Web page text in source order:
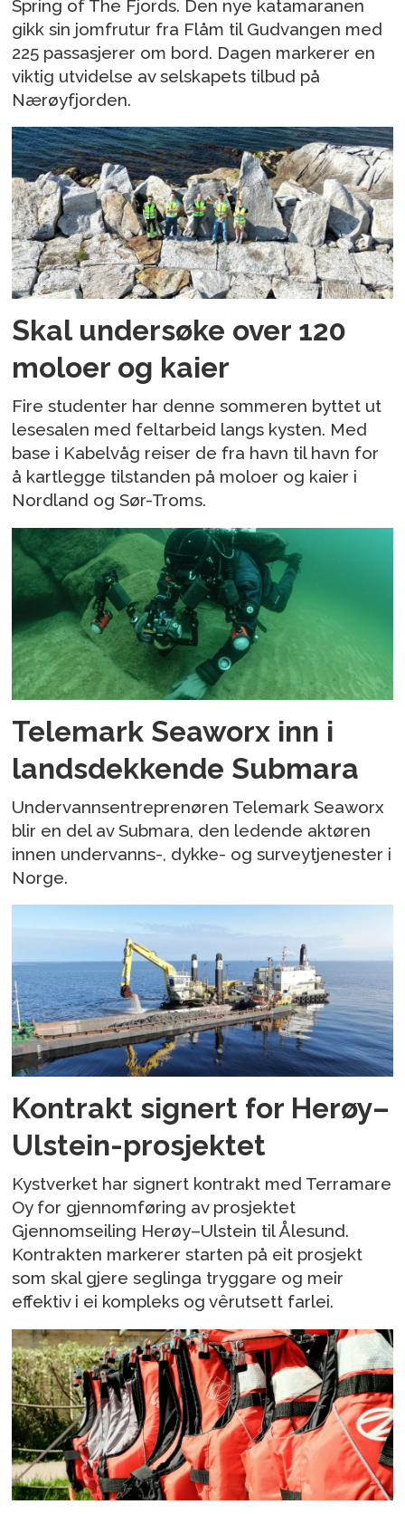
Spring of The Fjords. Den nye katamaranen
gikk sin jomfrutur fra Flåm til Gudvangen med
225 passasjerer om bord. Dagen markerer en
viktig utvidelse av selskapets tilbud på
Nærøyfjorden.
Skal undersøke over 120
moloer og kaier
Fire studenter har denne sommeren byttet ut
lesesalen med feltarbeid langs kysten. Med
base i Kabelvåg reiser de fra havn til havn for
å kartlegge tilstanden på moloer og kaier i
Nordland og Sør-Troms.
Telemark Seaworx inn i
landsdekkende Submara
Undervannsentreprenøren Telemark Seaworx
blir en del av Submara, den ledende aktøren
innen undervanns-, dykke- og surveytjenester i
Norge.
Kontrakt signert for Herøy–
Ulstein-prosjektet
Kystverket har signert kontrakt med Terramare
Oy for gjennomføring av prosjektet
Gjennomseiling Herøy–Ulstein til Ålesund.
Kontrakten markerer starten på eit prosjekt
som skal gjere seglinga tryggare og meir
effektiv i ei kompleks og vêrutsett farlei.